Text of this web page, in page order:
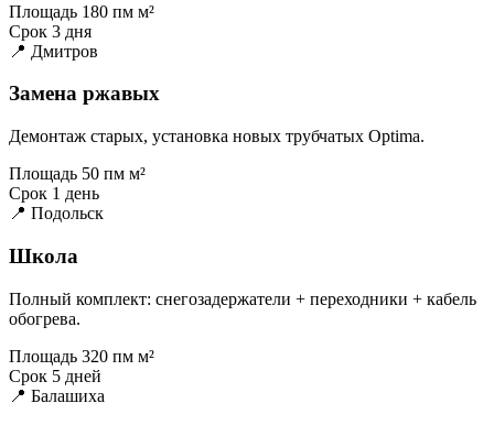
Площадь 180 пм м²
Срок 3 дня
📍 Дмитров
Замена ржавых
Демонтаж старых, установка новых трубчатых Optima.
Площадь 50 пм м²
Срок 1 день
📍 Подольск
Школа
Полный комплект: снегозадержатели + переходники + кабель
обогрева.
Площадь 320 пм м²
Срок 5 дней
📍 Балашиха